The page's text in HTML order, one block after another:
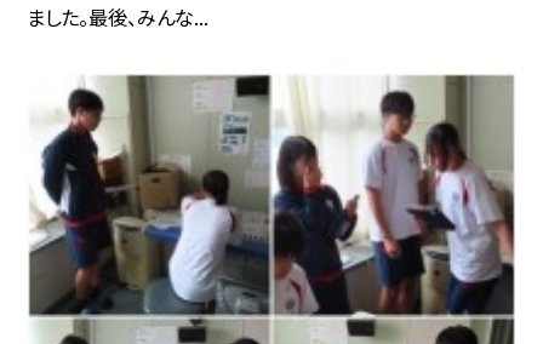
ました。最後、みんな...